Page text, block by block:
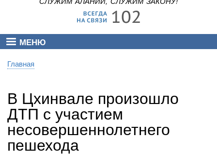
МЕНЮ
Строка
Главная
В Цхинвале произошло
ДТП с участием
несовершеннолетнего
пешехода